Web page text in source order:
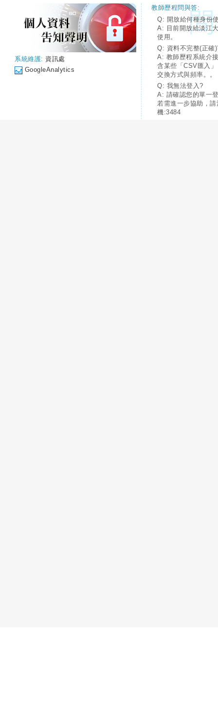
系統維護: 資訊處
GoogleAnalytics
教師歷程問與答:
Q: 開放給何種身份
A: 目前開放給淡江
使用。
Q: 資料不完整(正確
A: 教師歷程系統介
含某些「CSV匯入
交換方式與頻率。。
Q: 我無法登入?
A: 請確認您的單一
若需進一步協助，
機:3484